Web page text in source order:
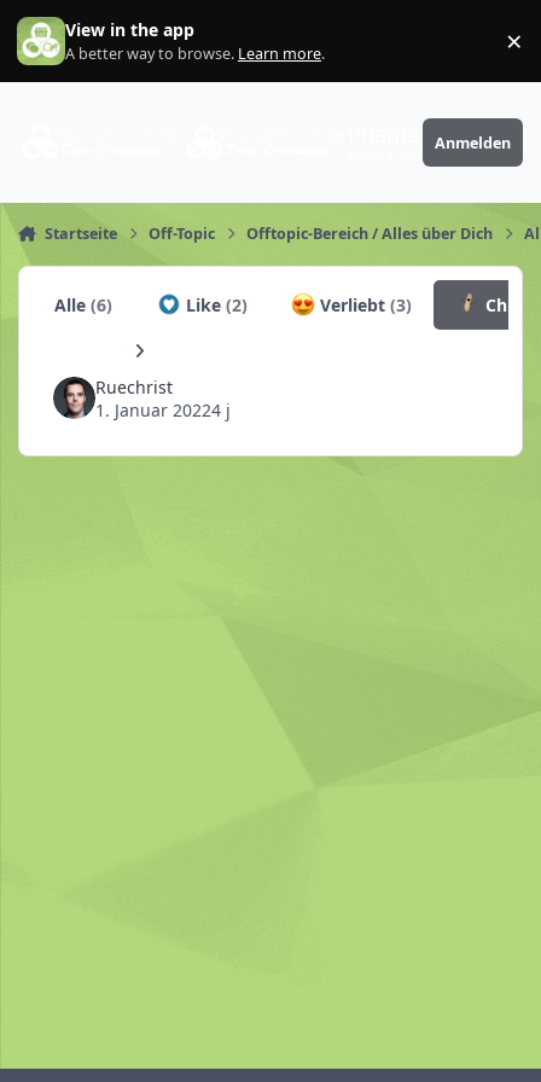
Zum Inhalt springen
View in the app
A better way to browse. Learn more. ×
PhantaFriends.de
Anmelden
Startseite Off-Topic Offtopic-Bereich / Alles über Dich
Alle(6) Like (2) Verliebt(3)
Ruechrist
1. Januar 20224 j